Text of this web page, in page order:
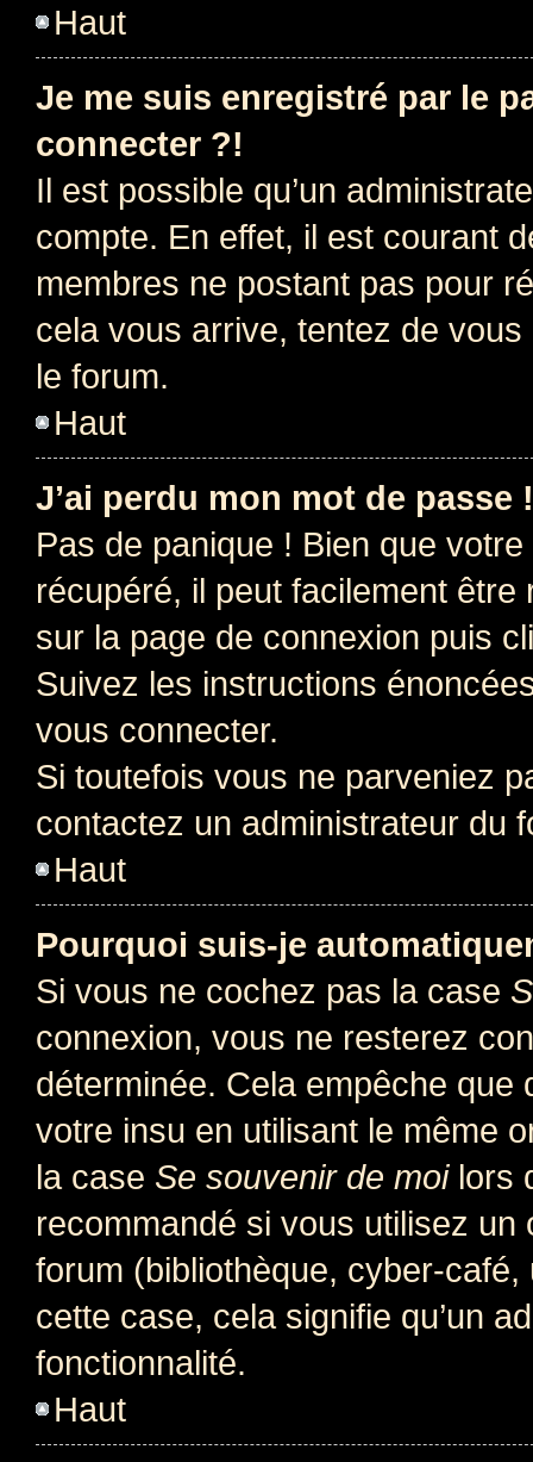
Haut
Je me suis enregistré par le
connecter ?!
Il est possible qu’un
compte. En effet, il est courant
membres ne postant pas pour
cela vous arrive, tentez de
le forum.
Haut
J’ai perdu mon mot de passe !
Pas de panique ! Bien que
récupéré, il peut facilement
sur la page de connexion puis
Suivez les instructions
vous connecter.
Si toutefois vous ne parveniez
contactez un administrateur du
Haut
Pourquoi suis-je
Si vous ne cochez pas la case
connexion, vous ne resterez
déterminée. Cela empêche que
votre insu en utilisant le même
la case Se souvenir de moilors
recommandé si vous utilisez
forum (bibliothèque, cyber-
cette case, cela signifie qu’un
fonctionnalité.
Haut